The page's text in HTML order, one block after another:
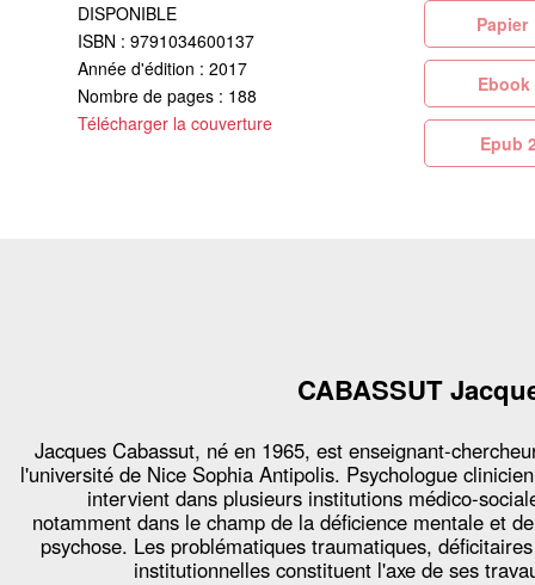
DISPONIBLE
ISBN : 9791034600137
Année d'édition : 2017
Nombre de pages : 188
Télécharger la couverture
CABASSUT
Jacques Cabassut, né en 1965, est enseignant-
l'université de Nice Sophia Antipolis. Psychologue
intervient dans plusieurs institutions médico-
notamment dans le champ de la déficience mentale et
psychose. Les problématiques traumatiques,
institutionnelles constituent l'axe de ses